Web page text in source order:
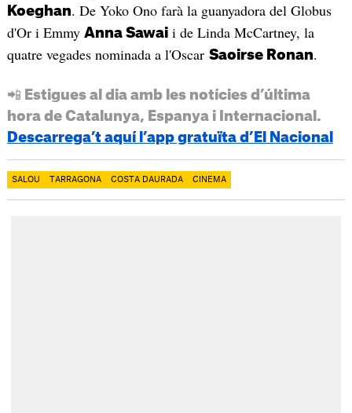
Koeghan. De Yoko Ono farà la guanyadora del Globus
d'Or i Emmy Anna Sawaii de Linda McCartney, la
quatre vegades nominada a l'Oscar Saoirse Ronan.
📲 Estigues al dia amb les notícies d’última
hora de Catalunya, Espanya i Internacional.
Descarrega’t aquí l’app gratuïta d’El Nacional
SALOU TARRAGONA COSTA DAURADA CINEMA